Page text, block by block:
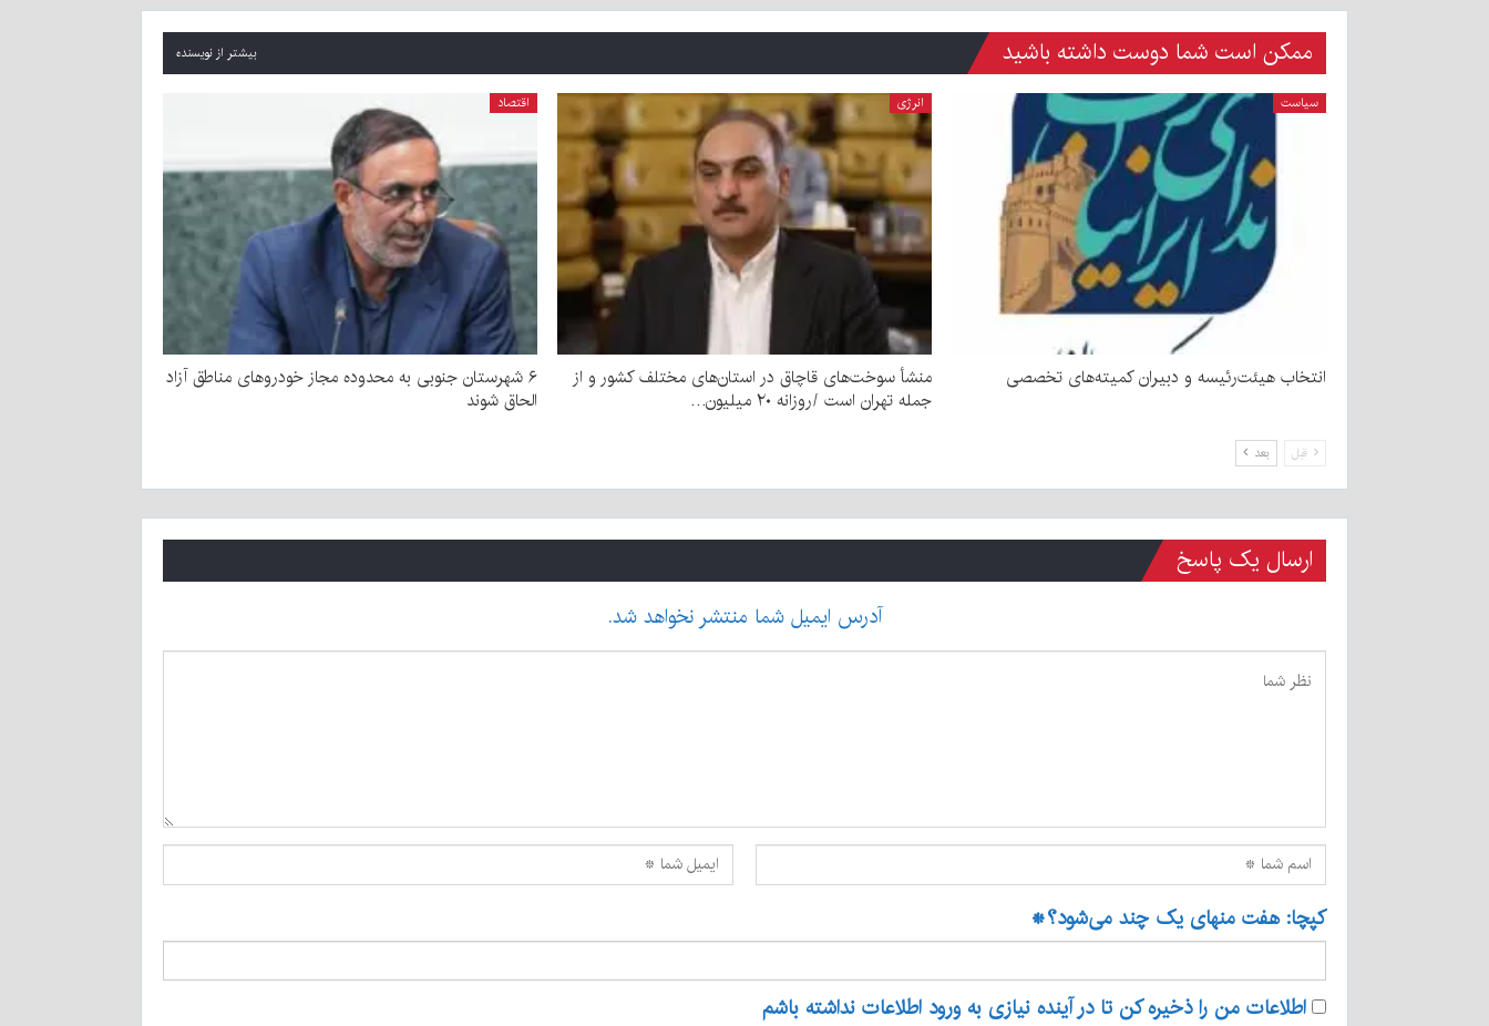
ممکن است شما دوست داشته باشید بیشتر از نویسنده
سیاست
انتخاب هیئت‌رئیسه و دبیران کمیته‌های تخصصی
انرژی
منشأ سوخت‌های قاچاق در استان‌های مختلف کشور و از
جمله تهران است /روزانه ۲۰ میلیون…
اقتصاد
۶ شهرستان‌‌ جنوبی به محدوده مجاز خودروهای مناطق آزاد
الحاق شوند
قبل بعد
ارسال یک پاسخ
آدرس ایمیل شما منتشر نخواهد شد.
کپچا: هفت منهای یک چند می‌شود؟*
اطلاعات من را ذخیره کن تا در آینده نیازی به ورود اطلاعات نداشته باشم